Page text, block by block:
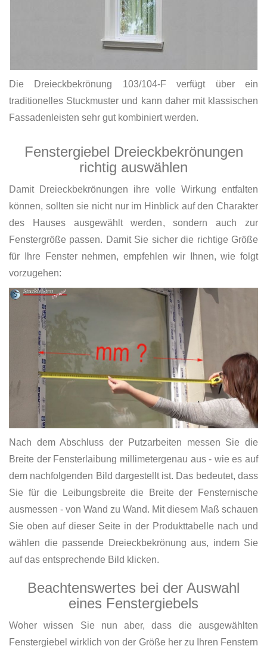
Die Dreieckbekrönung 103/104-F verfügt über ein
traditionelles Stuckmuster und kann daher mit klassischen
Fassadenleisten sehr gut kombiniert werden.
Fenstergiebel Dreieckbekrönungen
richtig auswählen
Damit Dreieckbekrönungen ihre volle Wirkung entfalten
können, sollten sie nicht nur im Hinblick auf den Charakter
des Hauses ausgewählt werden, sondern auch zur
Fenstergröße passen. Damit Sie sicher die richtige Größe
für Ihre Fenster nehmen, empfehlen wir Ihnen, wie folgt
vorzugehen:
Nach dem Abschluss der Putzarbeiten messen Sie die
Breite der Fensterlaibung millimetergenau aus - wie es auf
dem nachfolgenden Bild dargestellt ist. Das bedeutet, dass
Sie für die Leibungsbreite die Breite der Fensternische
ausmessen - von Wand zu Wand. Mit diesem Maß schauen
Sie oben auf dieser Seite in der Produkttabelle nach und
wählen die passende Dreieckbekrönung aus, indem Sie
auf das entsprechende Bild klicken.
Beachtenswertes bei der Auswahl
eines Fenstergiebels
Woher wissen Sie nun aber, dass die ausgewählten
Fenstergiebel wirklich von der Größe her zu Ihren Fenstern